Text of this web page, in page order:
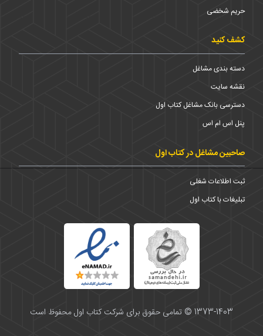
حریم شخضی
کشف کنید
دسته بندی مشاغل
نقشه سایت
دسترسی بانک مشاغل کتاب اول
پنل اس ام اس
صاحبین مشاغل در کتاب اول
ثبت اطلاعات شغلی
تبلیغات با کتاب اول
1373-1403 © تمامی حقوق برای شرکت کتاب اول محفوظ است